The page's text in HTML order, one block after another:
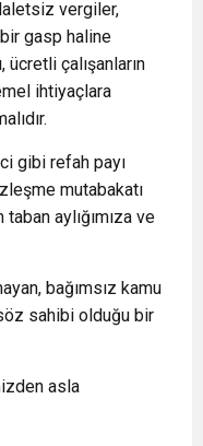
vergiler,
gasp haline
çalışanların
ihtiyaçlara
refah payı
mutabakatı
taban aylığımıza ve
bağımsız kamu
sahibi olduğu bir
asla